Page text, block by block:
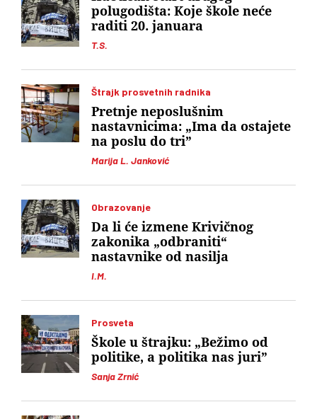
T.S.
polugodišta: Koje škole neće
raditi 20. januara
Štrajk prosvetnih radnika
Marija L. Janković
Pretnje neposlušnim
nastavnicima: „Ima da ostajete
na poslu do tri”
Obrazovanje
I.M.
Da li će izmene Krivičnog
zakonika „odbraniti“
nastavnike od nasilja
Prosveta
Sanja Zrnić
Škole u štrajku: „Bežimo od
politike, a politika nas juri”